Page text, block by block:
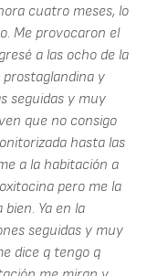
cuatro meses, lo
Me provocaron el
a las ocho de la
y
seguidas y muy
que no consigo
hasta las
a la habitación a
pero me la
Ya en la
seguidas y muy
dice q tengo q